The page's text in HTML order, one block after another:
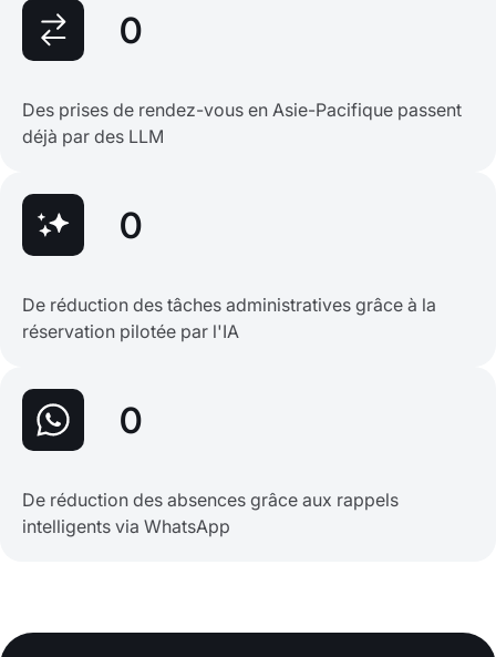
0
Des prises de rendez-vous en Asie-Pacifique passent
déjà par des LLM
0
De réduction des tâches administratives grâce à la
réservation pilotée par l'IA
0
De réduction des absences grâce aux rappels
intelligents via WhatsApp